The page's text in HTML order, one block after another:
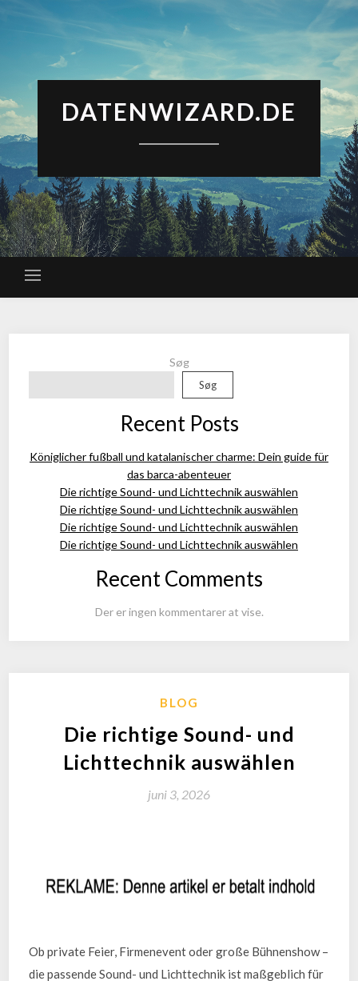
DATENWIZARD.DE
Søg
Søg
Recent Posts
Königlicher fußball und katalanischer charme: Dein guide für
das barca-abenteuer
Die richtige Sound- und Lichttechnik auswählen
Die richtige Sound- und Lichttechnik auswählen
Die richtige Sound- und Lichttechnik auswählen
Die richtige Sound- und Lichttechnik auswählen
Recent Comments
Der er ingen kommentarer at vise.
BLOG
Die richtige Sound- und
Lichttechnik auswählen
juni 3, 2026
Ob private Feier, Firmenevent oder große Bühnenshow –
die passende Sound- und Lichttechnik ist maßgeblich für